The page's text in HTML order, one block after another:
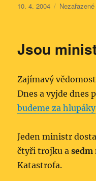
Publikováno:
10. 4. 2004 Rubriky:
Nezařazené
Jsou
Zajímavý
Dnes a vyjde dnes
budeme za hlupáky
Jeden ministr
čtyři trojku a
Katastrofa.